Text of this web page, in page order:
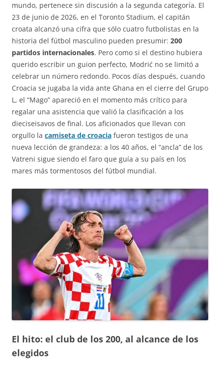
mundo, pertenece sin discusión a la segunda categoría. El
23 de junio de 2026, en el Toronto Stadium, el capitán
croata alcanzó una cifra que sólo cuatro futbolistas en la
historia del fútbol masculino pueden presumir: 200
partidos internacionales. Pero como si el destino hubiera
querido escribir un guion perfecto, Modrić no se limitó a
celebrar un número redondo. Pocos días después, cuando
Croacia se jugaba la vida ante Ghana en el cierre del Grupo
L, el “Mago” apareció en el momento más crítico para
regalar una asistencia que valió la clasificación a los
dieciseisavos de final. Los aficionados que llevan con
orgullo la camiseta de croacia fueron testigos de una
nueva lección de grandeza: a los 40 años, el “ancla” de los
Vatreni sigue siendo el faro que guía a su país en los
mares más tormentosos del fútbol mundial.
El hito: el club de los 200, al alcance de los
elegidos